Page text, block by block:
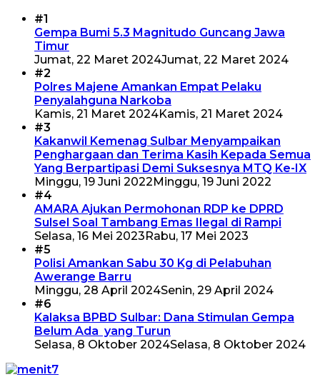
#1
Gempa Bumi 5.3 Magnitudo Guncang Jawa
Timur
Jumat, 22 Maret 2024Jumat, 22 Maret 2024
#2
Polres Majene Amankan Empat Pelaku
Penyalahguna Narkoba
Kamis, 21 Maret 2024Kamis, 21 Maret 2024
#3
Kakanwil Kemenag Sulbar Menyampaikan
Penghargaan dan Terima Kasih Kepada Semua
Yang Berpartipasi Demi Suksesnya MTQ Ke-IX
Minggu, 19 Juni 2022 Minggu, 19 Juni 2022
#4
AMARA Ajukan Permohonan RDP ke DPRD
Sulsel Soal Tambang Emas Ilegal di Rampi
Selasa, 16 Mei 2023 Rabu, 17 Mei 2023
#5
Polisi Amankan Sabu 30 Kg di Pelabuhan
Awerange Barru
Minggu, 28 April 2024Senin, 29 April 2024
#6
Kalaksa BPBD Sulbar: Dana Stimulan Gempa
Belum Ada yang Turun
Selasa, 8 Oktober 2024Selasa, 8 Oktober 2024